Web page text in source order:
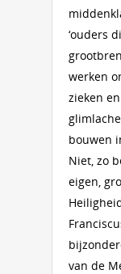
‘ouders
werken
zieken
bouwen
Niet, zo
eigen,
van de